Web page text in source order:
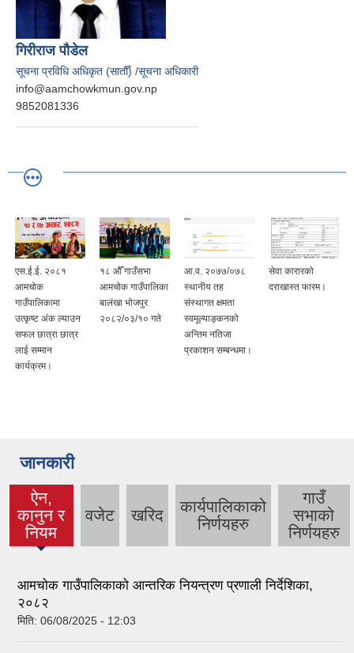
गिरीराज पौडेल
सूचना प्रविधि अधिकृत (सातौँ) /सूचना अधिकारी
info@aamchowkmun.gov.np
9852081336
एस.ई.ई. २०८१
आमचोक
गाउँपालिकामा
उत्कृष्ट अंक ल्याउन
सफल छात्रा छात्र
लाई सम्मान
कार्यक्रम।
१८ औँ गाउँसभा
आमचोक गाउँपालिका
बालंखा भोजपुर
२०८२/०३/१० गते
आ.व. २०७७/०७८
स्थानीय तह
संस्थागत क्षमता
स्वमूल्याङ्कनको
अन्तिम नतिजा
प्रकाशन सम्बन्धमा।
सेवा कारारको
दराखास्त फारम।
जानकारी
ऐन,
कानुन र
नियम
(active
tab)
वजेट खरिद
कार्यपालिकाको
निर्णयहरु
गाउँ
सभाको
निर्णयहरु
आमचोक गाउँपालिकाको आन्तरिक नियन्त्रण प्रणाली निर्देशिका,
२०८२
मिति: 06/08/2025 - 12:03